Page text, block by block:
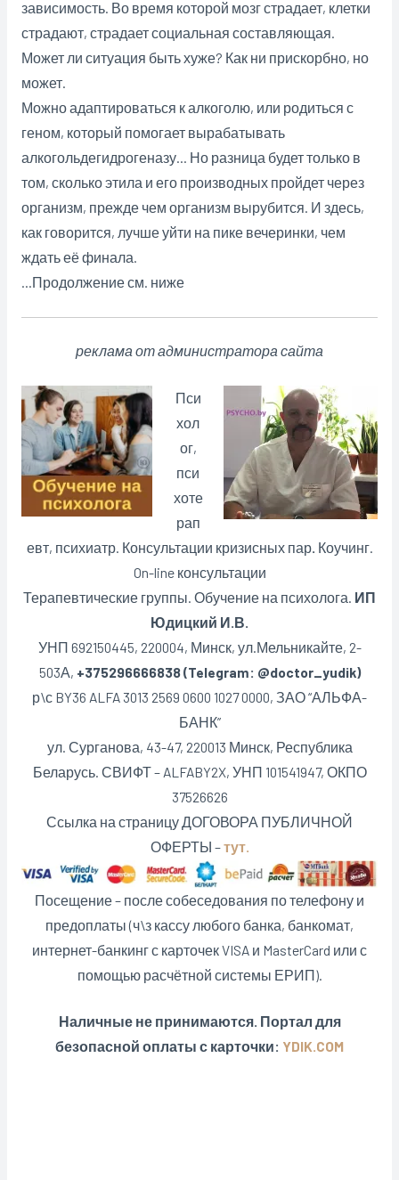
зависимость. Во время которой мозг страдает, клетки
страдают, страдает социальная составляющая.
Может ли ситуация быть хуже? Как ни прискорбно, но
может.
Можно адаптироваться к алкоголю, или родиться с
геном, который помогает вырабатывать
алкогольдегидрогеназу… Но разница будет только в
том, сколько этила и его производных пройдет через
организм, прежде чем организм вырубится. И здесь,
как говорится, лучше уйти на пике вечеринки, чем
ждать её финала.
…Продолжение см. ниже
реклама от администратора сайта
Пси
хол
ог,
пси
хоте
рап
евт, психиатр. Консультации кризисных пар. Коучинг.
On-line консультации
Терапевтические группы. Обучение на психолога. ИП
Юдицкий И.В.
УНП 692150445, 220004, Минск, ул.Мельникайте, 2-
503А, +375296666838 (Telegram: @doctor_yudik)
р\с BY36 ALFA 3013 2569 0600 1027 0000, ЗАО “АЛЬФА-
БАНК”
ул. Сурганова, 43-47, 220013 Минск, Республика
Беларусь. СВИФТ – ALFABY2X, УНП 101541947, ОКПО
37526626
Ссылка на страницу ДОГОВОРА ПУБЛИЧНОЙ
ОФЕРТЫ –тут.
Посещение – после собеседования по телефону и
предоплаты (ч\з кассу любого банка, банкомат,
интернет-банкинг с карточек VISA и MasterCard или с
помощью расчётной системы ЕРИП).
Наличные не принимаются. Портал для
безопасной оплаты с карточки: YDIK.COM